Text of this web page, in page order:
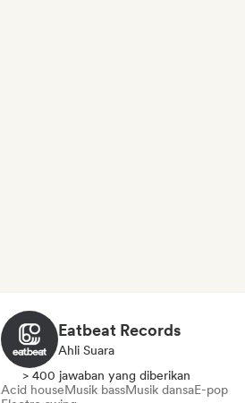
Eatbeat Records
Ahli Suara
> 400 jawaban yang diberikan
Acid houseMusik bassMusik dansaE-pop